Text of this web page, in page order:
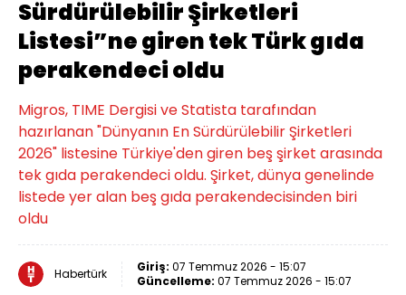
Sürdürülebilir Şirketleri
Listesi”ne giren tek Türk gıda
perakendeci oldu
Migros, TIME Dergisi ve Statista tarafından
hazırlanan "Dünyanın En Sürdürülebilir Şirketleri
2026" listesine Türkiye'den giren beş şirket arasında
tek gıda perakendeci oldu. Şirket, dünya genelinde
listede yer alan beş gıda perakendecisinden biri
oldu
Habertürk Giriş: 07 Temmuz 2026 - 15:07
Güncelleme: 07 Temmuz 2026 - 15:07